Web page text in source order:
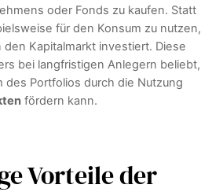
oder Fonds zu kaufen. Statt
für den Konsum zu nutzen,
Kapitalmarkt investiert. Diese
bei langfristigen Anlegern beliebt,
des Portfolios durch die Nutzung
fördern kann.
Vorteile der